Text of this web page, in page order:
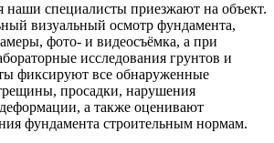
наши специалисты приезжают на объект.
визуальный осмотр фундамента,
фото- и видеосъёмка, а при
исследования грунтов и
фиксируют все обнаруженные
просадки, нарушения
а также оценивают
фундамента строительным нормам.